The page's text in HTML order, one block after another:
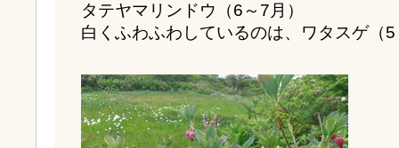
タテヤマリンドウ（6～7月）
白くふわふわしているのは、ワタスゲ（